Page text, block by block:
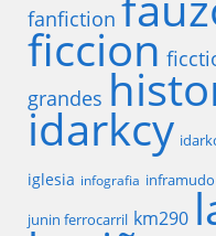
fanfiction
ficcion
grandes
idarkcy
iglesia infografia inframudo
junin ferrocarril km290